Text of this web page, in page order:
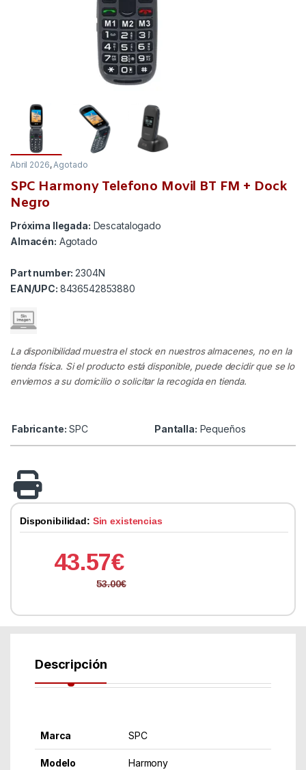
Abril 2026, Agotado
SPC Harmony Telefono Movil BT FM + Dock
Negro
Próxima llegada: Descatalogado
Almacén: Agotado
Part number:2304N
EAN/UPC: 8436542853880
La disponibilidad muestra el stock en nuestros almacenes, no en la
tienda física. Si el producto está disponible, puede decidir que se lo
enviemos a su domicilio o solicitar la recogida en tienda.
Fabricante: SPC Pantalla: Pequeños
Disponibilidad: Sin existencias
43.57€
53.00€
Descripción
Marca SPC
Modelo
Harmony